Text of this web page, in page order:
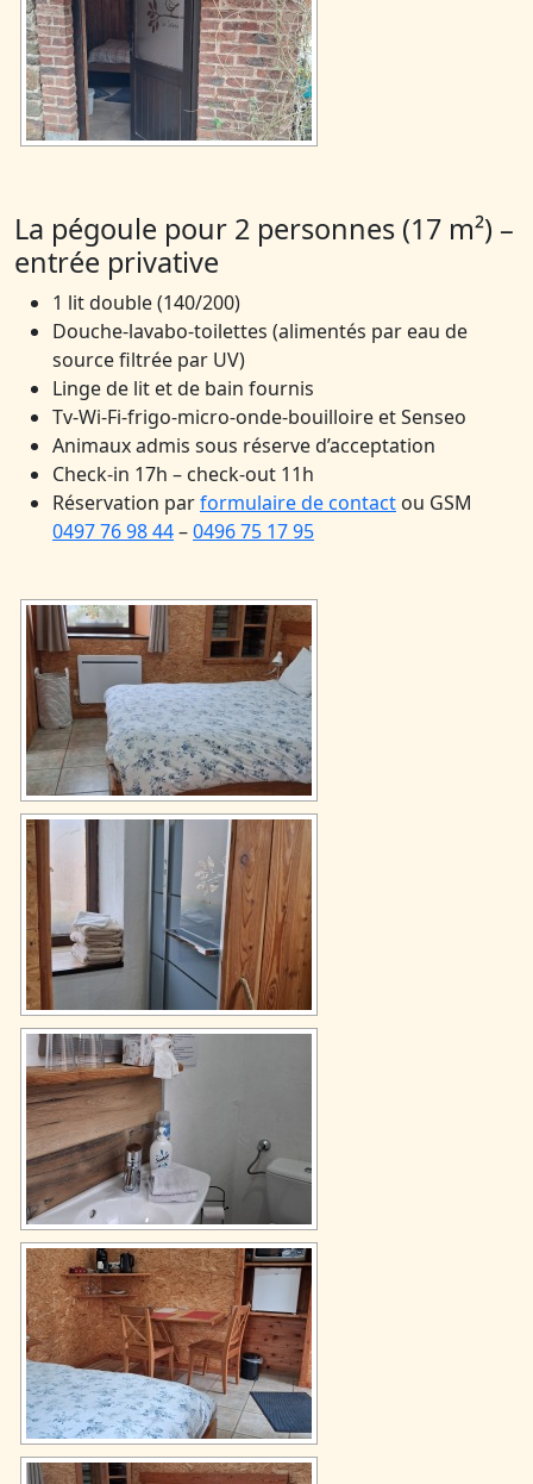
La pégoule pour 2 personnes (17 m²) –
entrée privative
1 lit double (140/200)
Douche-lavabo-toilettes (alimentés par eau de
source filtrée par UV)
Linge de lit et de bain fournis
Tv-Wi-Fi-frigo-micro-onde-bouilloire et Senseo
Animaux admis sous réserve d’acceptation
Check-in 17h – check-out 11h
Réservation parformulaire de contact ou GSM
0497 76 98 44–0496 75 17 95